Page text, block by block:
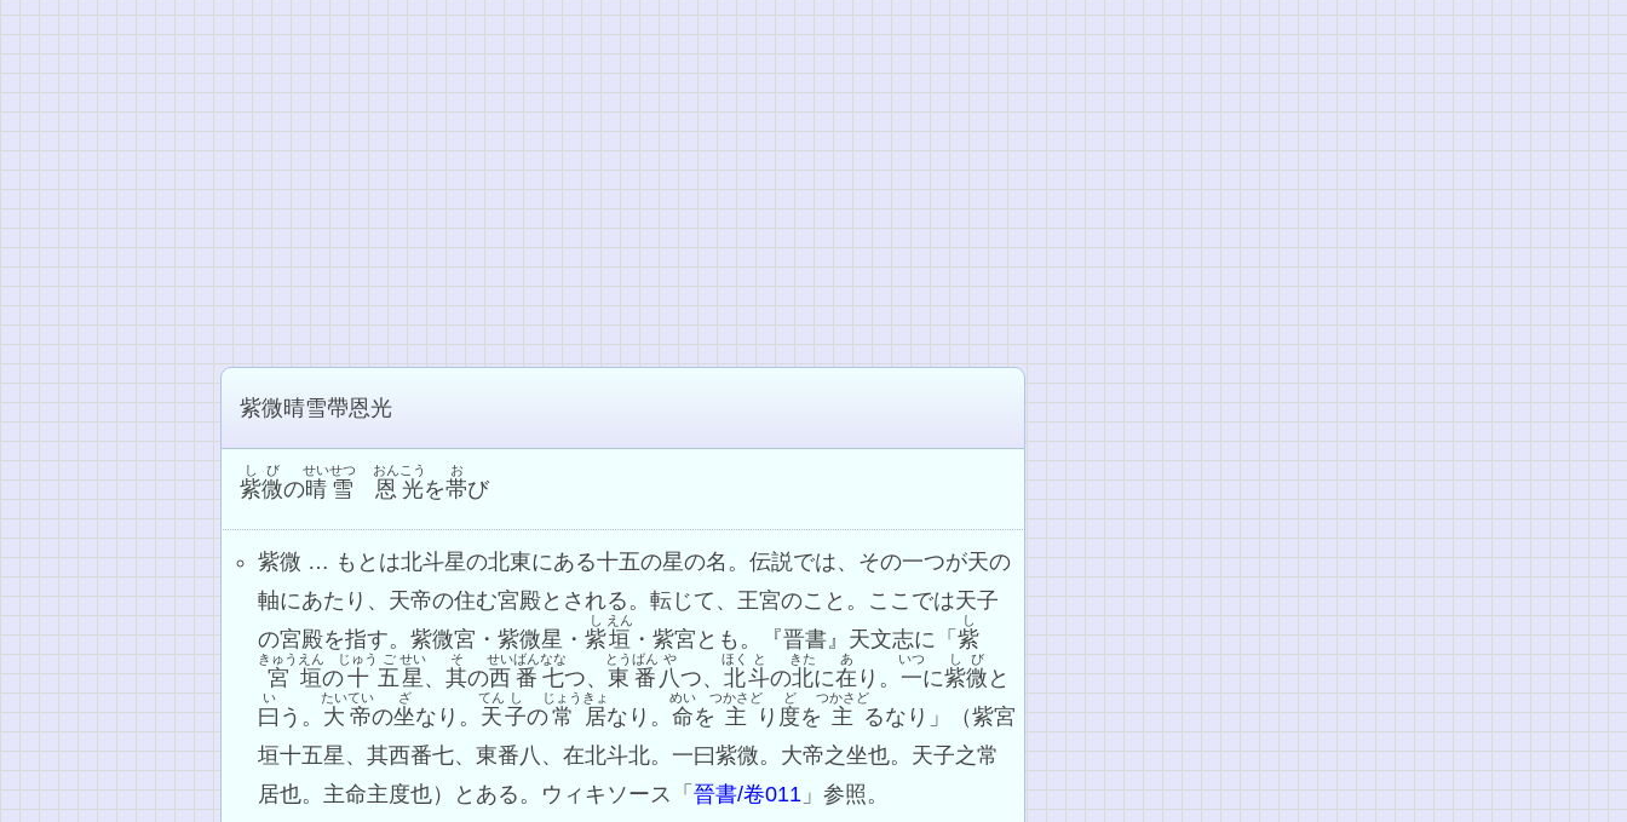
紫微晴雪帶恩光
紫微
しび
の晴雪
せいせつ
恩光
おんこう
を帯
お
び
紫微 … もとは北斗星の北東にある十五の星の名。伝説では、その一つが天の
軸にあたり、天帝の住む宮殿とされる。転じて、王宮のこと。ここでは天子
の宮殿を指す。紫微宮・紫微星・ 紫
し
垣
えん
・紫宮とも。『晋書』天文志に「 紫
し
宮
きゅう
垣
えん
の十
じゅう
五
ご
星
せい
、 其
そ
の西番
せいばん
七
なな
つ、 東番
とうばん
八
や
つ、 北
ほく
斗
と
の北
きた
に在
あ
り。 一
いつ
に紫微
しび
と
曰
い
う。 大帝
たいてい
の坐
ざ
なり。 天
てん
子
し
の常
じょう
居
きょ
なり。 命
めい
を 主
つかさど
り 度
ど
を 主
つかさど
るなり」（紫宮
垣十五星、其西番七、東番八、在北斗北。一曰紫微。大帝之坐也。天子之常
居也。主命主度也）とある。ウィキソース「 晉書/卷011 」参照。